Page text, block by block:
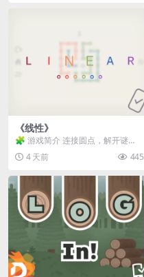
《线性》
🧩 游戏简介 连接圆点，解开谜
题。 ⚠️ 重要提示 所有关卡均可通
关，请确保使用...
4 天前 445